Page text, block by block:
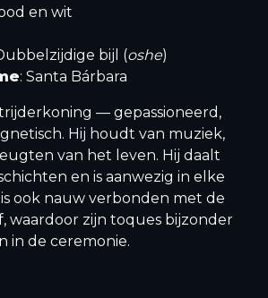
en wit
bijl (oshe)
: Santa Bárbara
— gepassioneerd,
Hij houdt van muziek,
van het leven. Hij daalt
en is aanwezig in elke
ook nauw verbonden met de
waardoor zijn toques bijzonder
in de ceremonie.